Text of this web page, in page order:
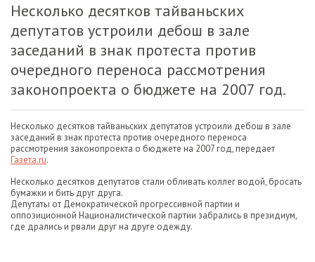
Несколько десятков тайваньских
депутатов устроили дебош в зале
заседаний в знак протеста против
очередного переноса рассмотрения
законопроекта о бюджете на 2007 год.
Несколько десятков тайваньских депутатов устроили дебош в зале
заседаний в знак протеста против очередного переноса
рассмотрения законопроекта о бюджете на 2007 год, передает
Газета.ru.
Несколько десятков депутатов стали обливать коллег водой, бросать
бумажки и бить друг друга.
Депутаты от Демократической прогрессивной партии и
оппозиционной Националистической партии забрались в президиум,
где дрались и рвали друг на друге одежду.